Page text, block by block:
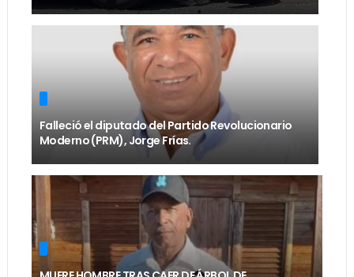
Falleció el diputado del Partido Revolucionario
Moderno (PRM), Jorge Frías.